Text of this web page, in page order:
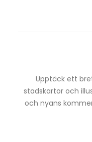
Upptäck ett
stadskartor och
och nyans